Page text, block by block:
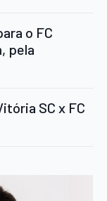
o FC
pela
SC x FC